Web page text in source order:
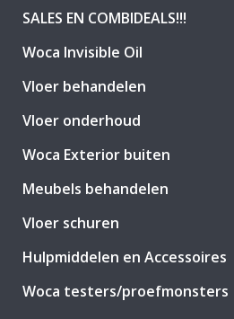
Results found
BEKIJK ALLE RESULTATEN
GA TERUG
SALES EN COMBIDEALS!!!
Woca Invisible Oil
Vloer behandelen
Vloer onderhoud
Woca Exterior buiten
Meubels behandelen
Vloer schuren
Hulpmiddelen en Accessoires
Woca testers/proefmonsters